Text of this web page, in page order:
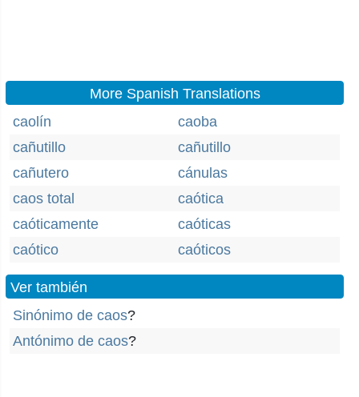
More Spanish Translations
caolín
caoba
cañutillo
cañutillo
cañutero
cánulas
caos total
caótica
caóticamente
caóticas
caótico
caóticos
Ver también
Sinónimo de caos?
Antónimo de caos?